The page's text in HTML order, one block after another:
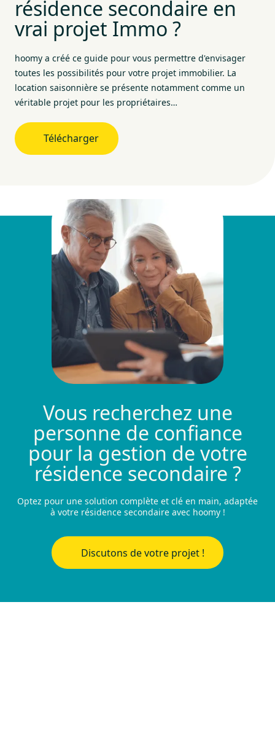
résidence secondaire en
vrai projet Immo ?
hoomy a créé ce guide pour vous permettre d'envisager
toutes les possibilités pour votre projet immobilier. La
location saisonnière se présente notamment comme un
véritable projet pour les propriétaires…
Télécharger
Vous recherchez une
personne de confiance
pour la gestion de votre
résidence secondaire ?
Optez pour une solution complète et clé en main, adaptée
à votre résidence secondaire avec hoomy !
Discutons de votre projet !